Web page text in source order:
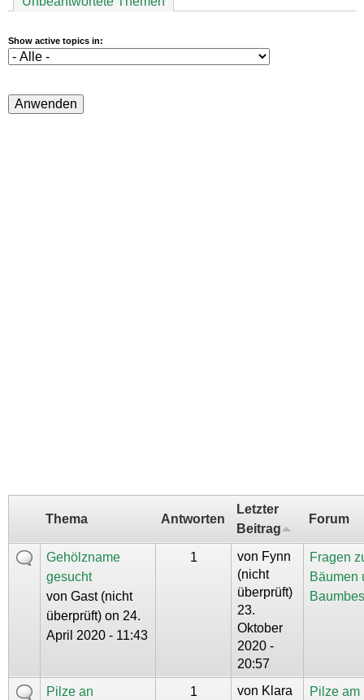
Show active topics in:
Thema Antworten
Letzter
Beitrag
Forum
Gehölzname
gesucht
von Gast (nicht
überprüft) on 24.
April 2020 - 11:43
1 von Fynn
(nicht
überprüft)
23.
Oktober
2020 -
20:57
Fragen
Bäumen
Pilze an
1 von Klara
Pilze am